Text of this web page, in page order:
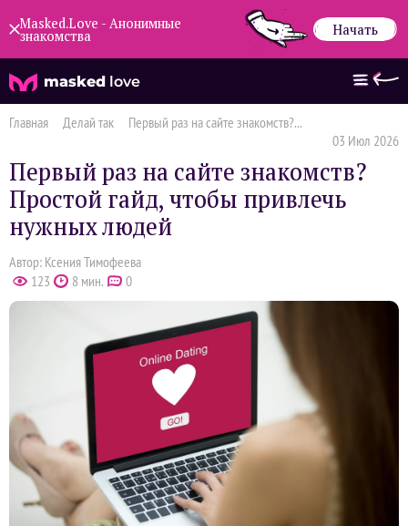
Masked.Love - Анонимные
знакомства Начать
masked love
Главная Делай так
Первый раз на сайте знакомств?...
03 Июл 2026
Первый раз на сайте знакомств?
Простой гайд, чтобы привлечь
нужных людей
Автор: Ксения Тимофеева
123
8 мин. 0